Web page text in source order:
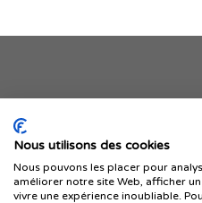
Je publie
Nous utilisons des cookies
Nous pouvons les placer pour
améliorer notre site Web, afficher
vivre une expérience inoubliable.